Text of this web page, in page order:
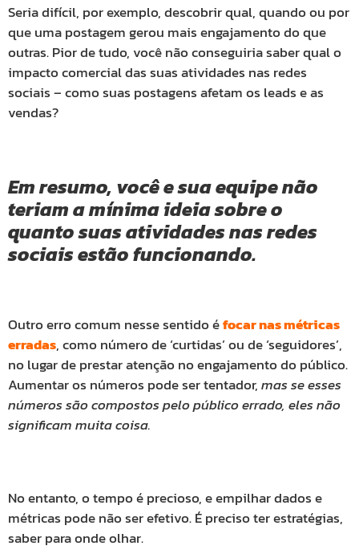
Seria difícil, por exemplo, descobrir qual, quando ou por
que uma postagem gerou mais engajamento do que
outras. Pior de tudo, você não conseguiria saber qual o
impacto comercial das suas atividades nas redes
sociais – como suas postagens afetam os leads e as
vendas?
Em resumo, você e sua equipe não
teriam a mínima ideia sobre o
quanto suas atividades nas redes
sociais estão funcionando.
Outro erro comum nesse sentido éfocar nas métricas
erradas, como número de ‘curtidas’ ou de ‘seguidores’,
no lugar de prestar atenção no engajamento do público.
Aumentar os números pode ser tentador,mas se esses
números são compostos pelo público errado, eles não
significam muita coisa.
No entanto, o tempo é precioso, e empilhar dados e
métricas pode não ser efetivo. É preciso ter estratégias,
saber para onde olhar.